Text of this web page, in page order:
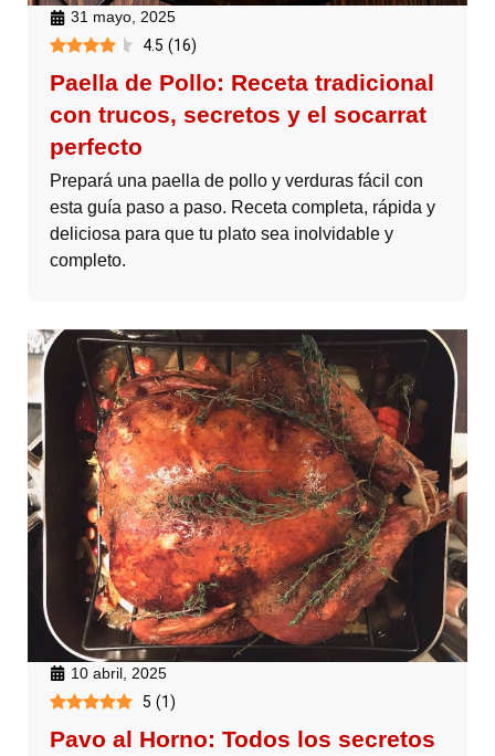
31 mayo, 2025
4.5 (16)
Paella de Pollo: Receta tradicional
con trucos, secretos y el socarrat
perfecto
Prepará una paella de pollo y verduras fácil con
esta guía paso a paso. Receta completa, rápida y
deliciosa para que tu plato sea inolvidable y
completo.
10 abril, 2025
5 (1)
Pavo al Horno: Todos los secretos